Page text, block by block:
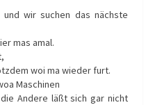
wir suchen das nächste
mas amal.
woi ma wieder furt.
Maschinen
Andere läßt sich gar nicht